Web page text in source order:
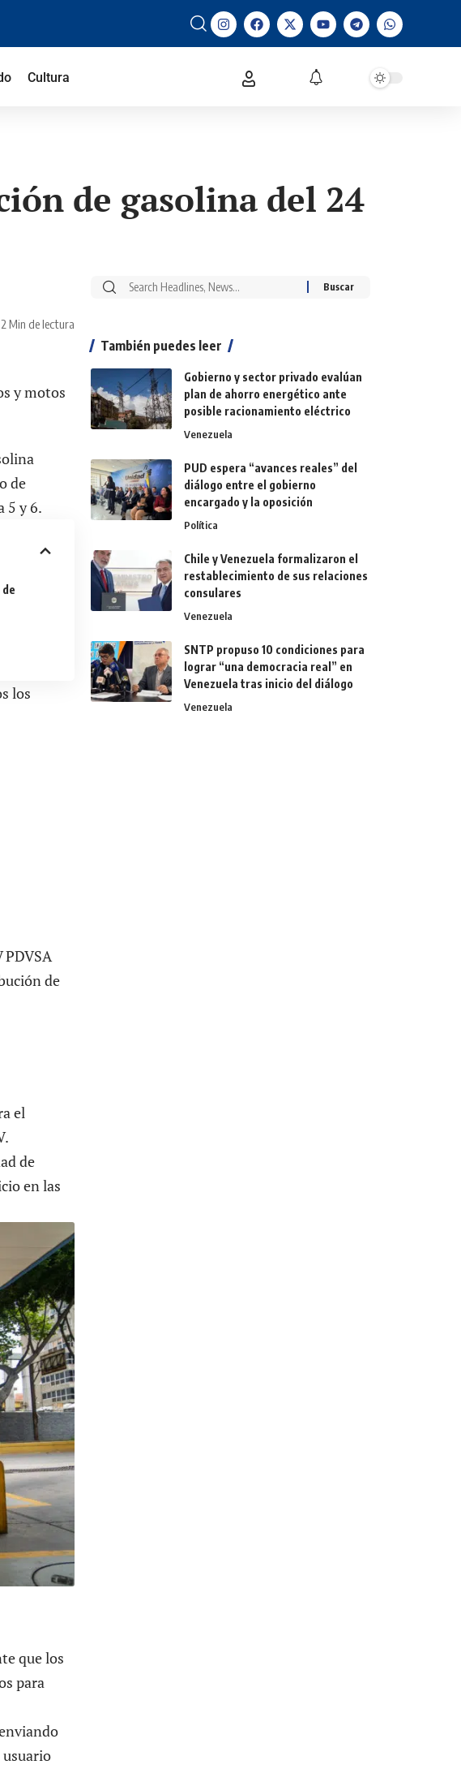
Cultura
de gasolina del 24
2 Min de lectura
y motos
de
5 y 6.
los
el
de
en las
que los
para
usuario
También puedes leer
Gobierno y sector privado evalúan
plan de ahorro energético ante
posible racionamiento eléctrico
Venezuela
PUD espera “avances reales” del
diálogo entre el gobierno
encargado y la oposición
Política
Chile y Venezuela formalizaron el
restablecimiento de sus relaciones
consulares
Venezuela
SNTP propuso 10 condiciones para
lograr “una democracia real” en
Venezuela tras inicio del diálogo
Venezuela